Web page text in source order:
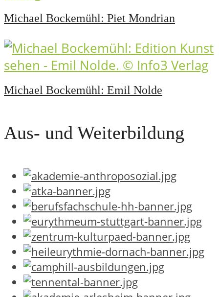
Michael Bockemühl: Piet Mondrian
Michael Bockemühl: Emil Nolde
Aus- und Weiterbildung